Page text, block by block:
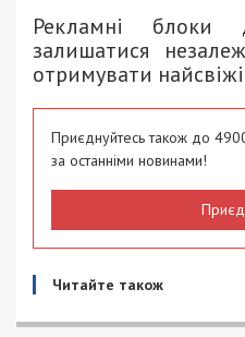
Рекламні
залишатися
отримувати
Приєднуйтесь також до
за останніми новинами!
Читайте також